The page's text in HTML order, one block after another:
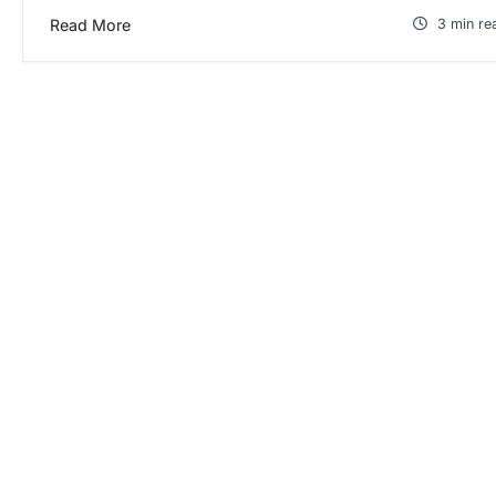
Read More 3 min